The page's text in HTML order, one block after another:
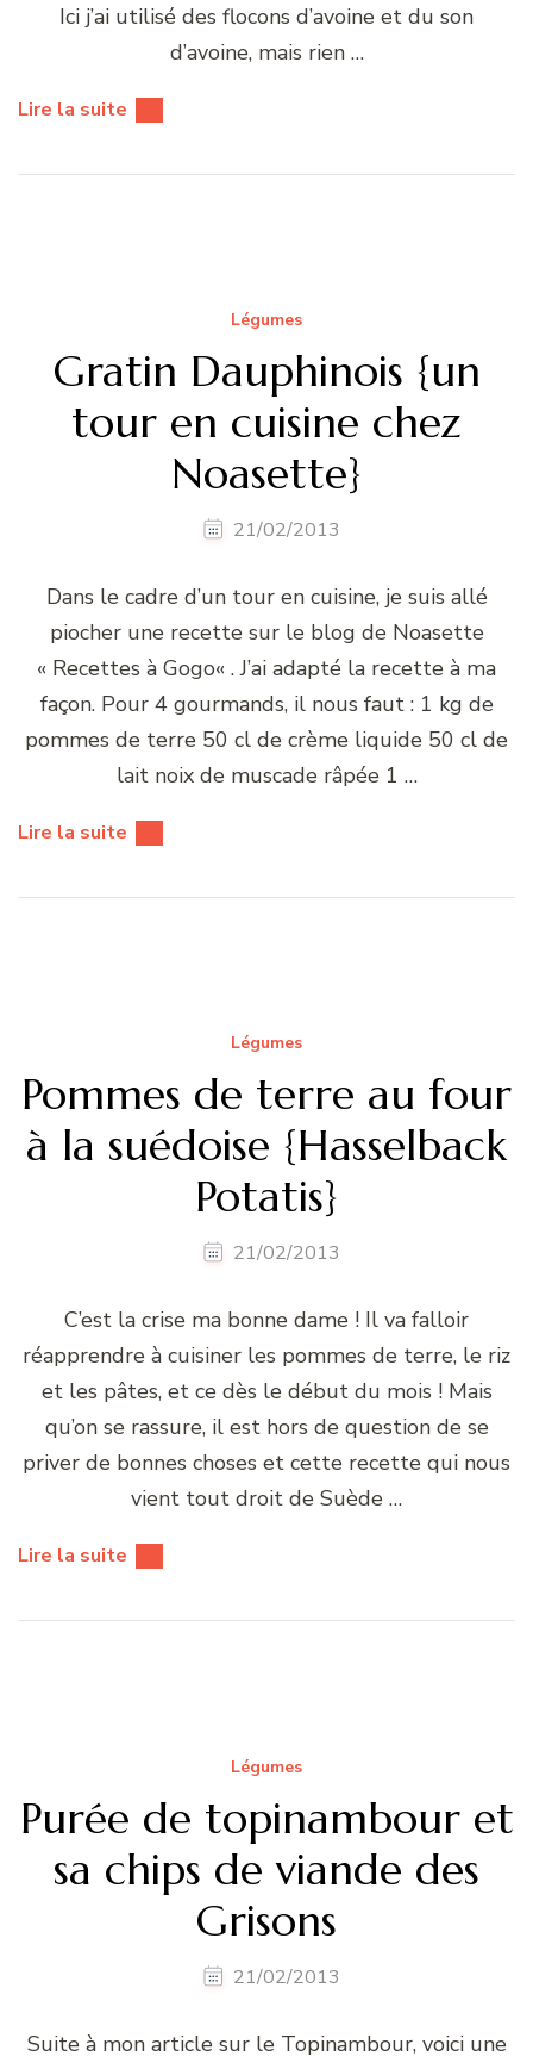
Ici j’ai utilisé des flocons d’avoine et du son
d’avoine, mais rien …
Lire la suite
Légumes
Gratin Dauphinois {un
tour en cuisine chez
Noasette}
21/02/2013
Dans le cadre d’un tour en cuisine, je suis allé
piocher une recette sur le blog de Noasette
« Recettes à Gogo« . J’ai adapté la recette à ma
façon. Pour 4 gourmands, il nous faut : 1 kg de
pommes de terre 50 cl de crème liquide 50 cl de
lait noix de muscade râpée 1 …
Lire la suite
Légumes
Pommes de terre au four
à la suédoise {Hasselback
Potatis}
21/02/2013
C’est la crise ma bonne dame ! Il va falloir
réapprendre à cuisiner les pommes de terre, le riz
et les pâtes, et ce dès le début du mois ! Mais
qu’on se rassure, il est hors de question de se
priver de bonnes choses et cette recette qui nous
vient tout droit de Suède …
Lire la suite
Légumes
Purée de topinambour et
sa chips de viande des
Grisons
21/02/2013
Suite à mon article sur le Topinambour, voici une